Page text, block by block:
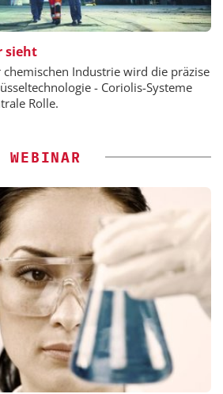
sieht
chemischen Industrie wird die präzise
- Coriolis-Systeme
Rolle.
WEBINAR